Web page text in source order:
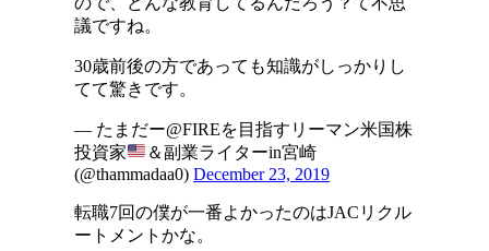
議ですね。
30歳前後の方であっても知識がしっかりし
てて驚きです。
— たまだー@FIREを目指すリーマン米国株
投資家
＆副業ライターin宮崎
(@thammadaa0) December 23, 2019
転職7回の僕が一番よかったのはJACリクル
ートメントかな。